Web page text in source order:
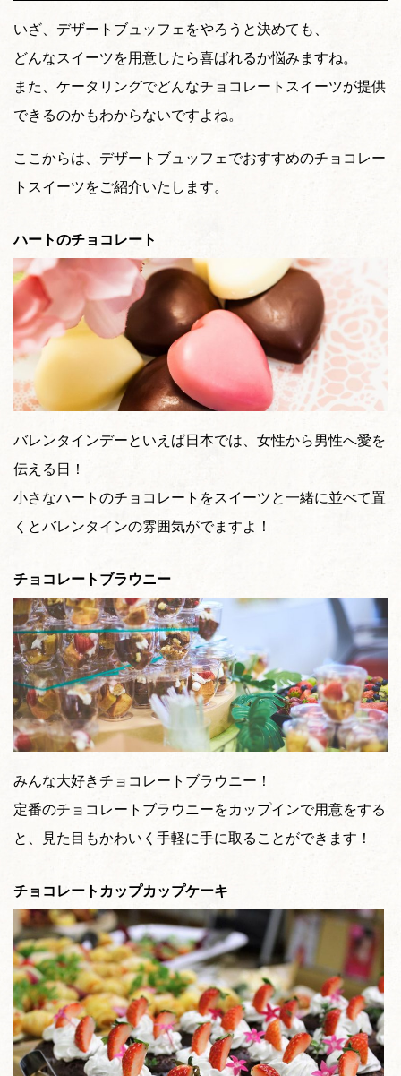
いざ、デザートブュッフェをやろうと決めても、
どんなスイーツを用意したら喜ばれるか悩みますね。
また、ケータリングでどんなチョコレートスイーツが提供
できるのかもわからないですよね。
ここからは、デザートブュッフェでおすすめのチョコレー
トスイーツをご紹介いたします。
ハートのチョコレート
バレンタインデーといえば日本では、女性から男性へ愛を
伝える日！
小さなハートのチョコレートをスイーツと一緒に並べて置
くとバレンタインの雰囲気がでますよ！
チョコレートブラウニー
みんな大好きチョコレートブラウニー！
定番のチョコレートブラウニーをカップインで用意をする
と、見た目もかわいく手軽に手に取ることができます！
チョコレートカップカップケーキ